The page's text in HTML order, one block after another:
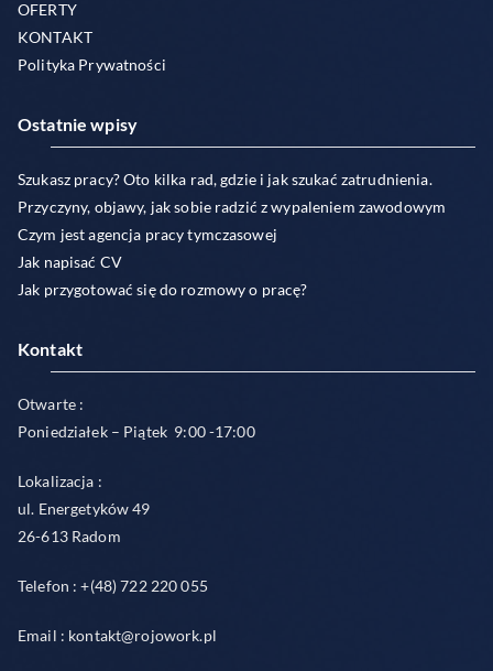
OFERTY
KONTAKT
Polityka Prywatności
Ostatnie wpisy
Szukasz pracy? Oto kilka rad, gdzie i jak szukać zatrudnienia.
Przyczyny, objawy, jak sobie radzić z wypaleniem zawodowym
Czym jest agencja pracy tymczasowej
Jak napisać CV
Jak przygotować się do rozmowy o pracę?
Kontakt
Otwarte :
Poniedziałek – Piątek 9:00 -17:00
Lokalizacja :
ul. Energetyków 49
26-613 Radom
Telefon : +(48) 722 220 055
Email : kontakt@rojowork.pl